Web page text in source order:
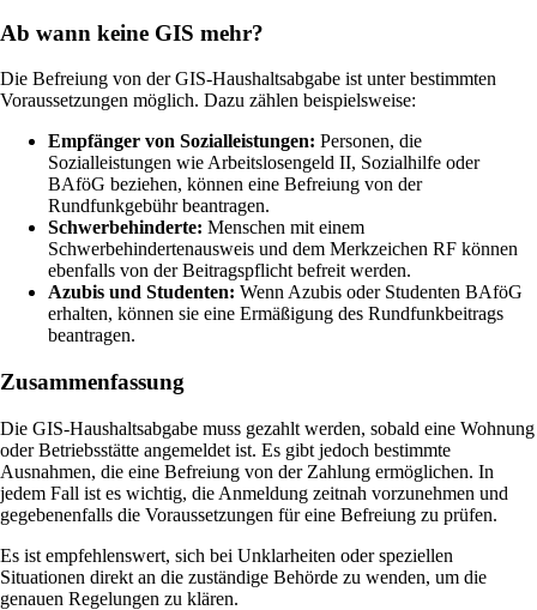
Ab wann keine GIS mehr?
Die Befreiung von der GIS-Haushaltsabgabe ist unter bestimmten
Voraussetzungen möglich. Dazu zählen beispielsweise:
Empfänger von Sozialleistungen: Personen, die
Sozialleistungen wie Arbeitslosengeld II, Sozialhilfe oder
BAföG beziehen, können eine Befreiung von der
Rundfunkgebühr beantragen.
Schwerbehinderte: Menschen mit einem
Schwerbehindertenausweis und dem Merkzeichen RF können
ebenfalls von der Beitragspflicht befreit werden.
Azubis und Studenten: Wenn Azubis oder Studenten BAföG
erhalten, können sie eine Ermäßigung des Rundfunkbeitrags
beantragen.
Zusammenfassung
Die GIS-Haushaltsabgabe muss gezahlt werden, sobald eine Wohnung
oder Betriebsstätte angemeldet ist. Es gibt jedoch bestimmte
Ausnahmen, die eine Befreiung von der Zahlung ermöglichen. In
jedem Fall ist es wichtig, die Anmeldung zeitnah vorzunehmen und
gegebenenfalls die Voraussetzungen für eine Befreiung zu prüfen.
Es ist empfehlenswert, sich bei Unklarheiten oder speziellen
Situationen direkt an die zuständige Behörde zu wenden, um die
genauen Regelungen zu klären.